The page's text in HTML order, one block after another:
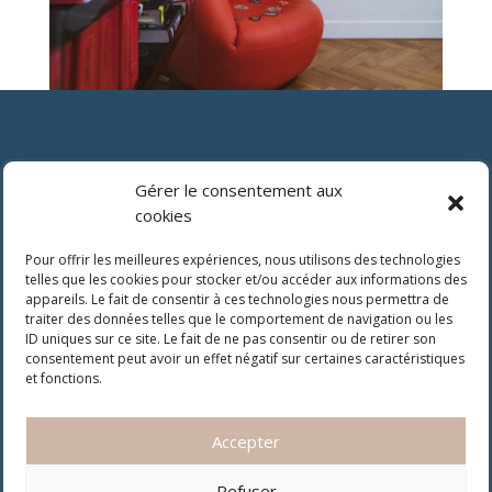
Gérer le consentement aux
cookies
Pour offrir les meilleures expériences, nous utilisons des technologies
telles que les cookies pour stocker et/ou accéder aux informations des
appareils. Le fait de consentir à ces technologies nous permettra de
traiter des données telles que le comportement de navigation ou les
ID uniques sur ce site. Le fait de ne pas consentir ou de retirer son
consentement peut avoir un effet négatif sur certaines caractéristiques
et fonctions.
Accepter
Prendre un rendez-vous
Judicaire & droit du travail
Conseil en droit du travail